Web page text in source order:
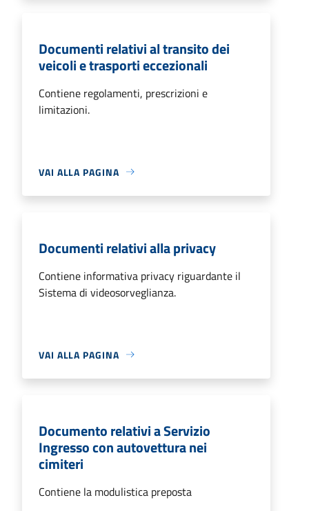
Documenti relativi al transito dei
veicoli e trasporti eccezionali
Contiene regolamenti, prescrizioni e
limitazioni.
VAI ALLA PAGINA
Documenti relativi alla privacy
Contiene informativa privacy riguardante il
Sistema di videosorveglianza.
VAI ALLA PAGINA
Documento relativi a Servizio
Ingresso con autovettura nei
cimiteri
Contiene la modulistica preposta